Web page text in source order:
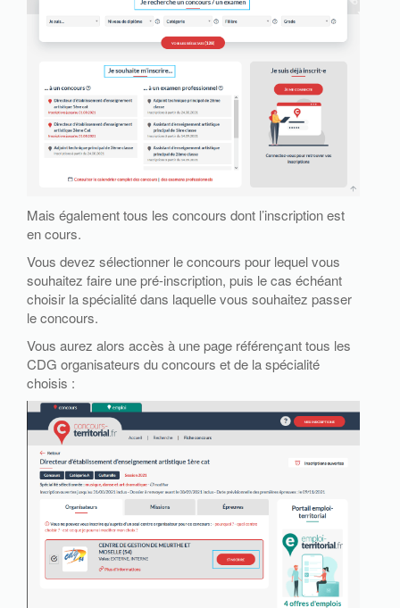
Mais également tous les concours dont l’inscription est
en cours.
Vous devez sélectionner le concours pour lequel vous
souhaitez faire une pré-inscription, puis le cas échéant
choisir la spécialité dans laquelle vous souhaitez passer
le concours.
Vous aurez alors accès à une page référençant tous les
CDG organisateurs du concours et de la spécialité
choisis :